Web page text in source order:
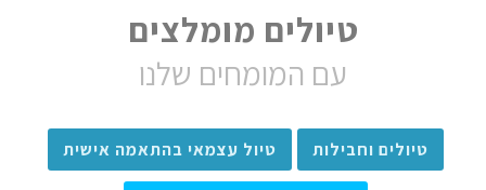
טיולים מומלצים
עם המומחים שלנו
טיולים וחבילות טיול עצמאי בהתאמה אישית